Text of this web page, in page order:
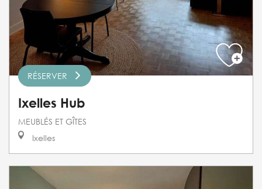
RÉSERVER
Ixelles Hub
MEUBLÉS ET GÎTES
Ixelles